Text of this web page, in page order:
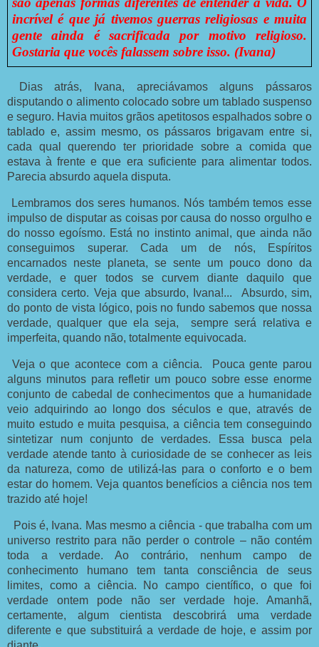
incrível é que já tivemos guerras religiosas e muita
gente ainda é sacrificada por motivo religioso.
Gostaria que vocês falassem sobre isso. (Ivana)
Dias atrás, Ivana, apreciávamos alguns pássaros
disputando o alimento colocado sobre um tablado suspenso
e seguro. Havia muitos grãos apetitosos espalhados sobre o
tablado e, assim mesmo, os pássaros brigavam entre si,
cada qual querendo ter prioridade sobre a comida que
estava à frente e que era suficiente para alimentar todos.
Parecia absurdo aquela disputa.
Lembramos dos seres humanos. Nós também temos esse
impulso de disputar as coisas por causa do nosso orgulho e
do nosso egoísmo. Está no instinto animal, que ainda não
conseguimos superar. Cada um de nós, Espíritos
encarnados neste planeta, se sente um pouco dono da
verdade, e quer todos se curvem diante daquilo que
considera certo. Veja que absurdo, Ivana!... Absurdo, sim,
do ponto de vista lógico, pois no fundo sabemos que nossa
verdade, qualquer que ela seja, sempre será relativa e
imperfeita, quando não, totalmente equivocada.
Veja o que acontece com a ciência. Pouca gente parou
alguns minutos para refletir um pouco sobre esse enorme
conjunto de cabedal de conhecimentos que a humanidade
veio adquirindo ao longo dos séculos e que, através de
muito estudo e muita pesquisa, a ciência tem conseguindo
sintetizar num conjunto de verdades. Essa busca pela
verdade atende tanto à curiosidade de se conhecer as leis
da natureza, como de utilizá-las para o conforto e o bem
estar do homem. Veja quantos benefícios a ciência nos tem
trazido até hoje!
Pois é, Ivana. Mas mesmo a ciência - que trabalha com um
universo restrito para não perder o controle – não contém
toda a verdade. Ao contrário, nenhum campo de
conhecimento humano tem tanta consciência de seus
limites, como a ciência. No campo científico, o que foi
verdade ontem pode não ser verdade hoje. Amanhã,
certamente, algum cientista descobrirá uma verdade
diferente e que substituirá a verdade de hoje, e assim por